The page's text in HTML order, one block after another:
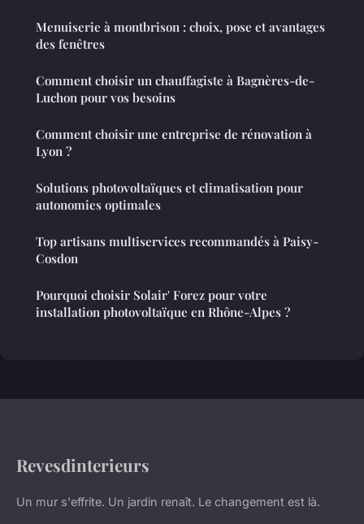
Menuiserie à montbrison : choix, pose et avantages
des fenêtres
Comment choisir un chauffagiste à Bagnères-de-
Luchon pour vos besoins
Comment choisir une entreprise de rénovation à
Lyon ?
Solutions photovoltaïques et climatisation pour
autonomies optimales
Top artisans multiservices recommandés à Paisy-
Cosdon
Pourquoi choisir Solair' Forez pour votre
installation photovoltaïque en Rhône-Alpes ?
Revesdinterieurs
Un mur s'effrite. Un jardin renaît. Le changement est là.